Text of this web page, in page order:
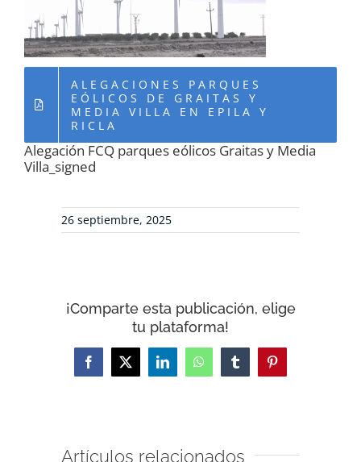
RECURSOS
NOTICIAS
CONTACTO
CARRITO
ALEGACIONES PARQUES
EÓLICOS DE GRAITAS Y
MEDIA VILLA EN EPILA Y
RICLA
Alegación FCQ parques eólicos Graitas y Media
Villa_signed
26 septiembre, 2025
¡Comparte esta publicación, elige
tu plataforma!
Facebook
X LinkedInWhatsAppTumblrPinterest
Artículos relacionados